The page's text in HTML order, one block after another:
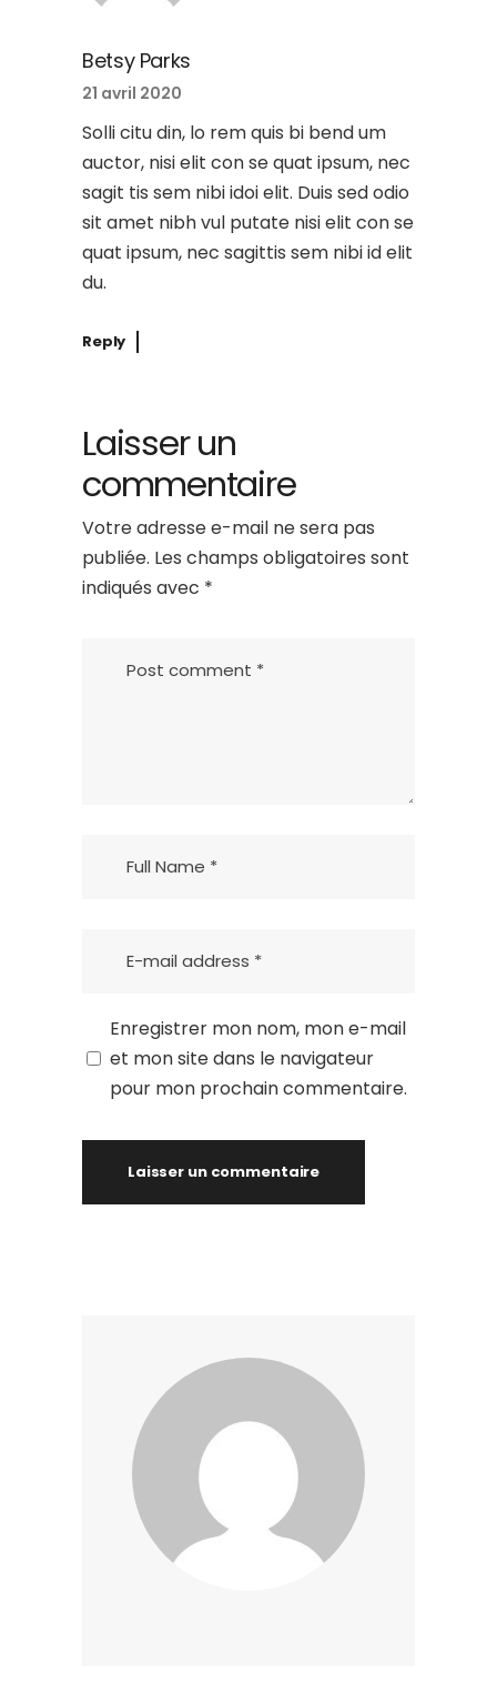
Betsy Parks
21 avril 2020
Solli citu din, lo rem quis bi bend um
auctor, nisi elit con se quat ipsum, nec
sagit tis sem nibi idoi elit. Duis sed odio
sit amet nibh vul putate nisi elit con se
quat ipsum, nec sagittis sem nibi id elit
du.
Reply
Laisser un
commentaire
Votre adresse e-mail ne sera pas
publiée. Les champs obligatoires sont
indiqués avec *
Enregistrer mon nom, mon e-mail
et mon site dans le navigateur
pour mon prochain commentaire.